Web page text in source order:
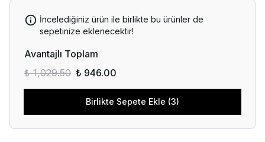
İncelediğiniz ürün ile birlikte bu ürünler de
sepetinize eklenecektir!
Avantajlı Toplam
₺ 1,029.50 ₺ 946.00
Birlikte Sepete Ekle (3)